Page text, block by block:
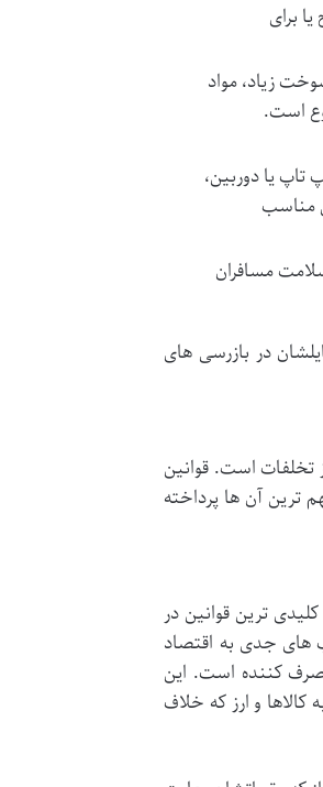
برای
زیاد، مواد
است.
باتری های لپ تاپ یا دوربین،
مناسب
مسافران
در بازرسی های
تخلفات است. قوانین
ترین آن ها پرداخته
ترین و کلیدی ترین قوانین در
های جدی به اقتصاد
کننده است. این
کالاها و ارز که خلاف